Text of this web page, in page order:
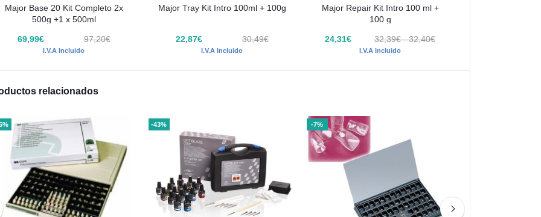
Major Base 20 Kit Completo 2x
500g +1 x 500ml
69,99€ 97,20€
I.V.A Incluido
Major Tray Kit Intro 100ml + 100g
22,87€ 30,49€
I.V.A Incluido
Major Repair Kit Intro 100 ml +
100 g
24,31€ 32,39€ - 32,40€
I.V.A Incluido
relacionados
-43% -7%